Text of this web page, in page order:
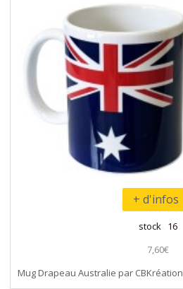
+ d'infos
stock 16
7,60€
Mug Drapeau Australie par CBKréation